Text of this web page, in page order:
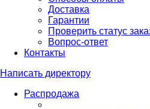
Доставка
Гарантии
Проверить статус
Вопрос-ответ
Контакты
Написать директору
Распродажа